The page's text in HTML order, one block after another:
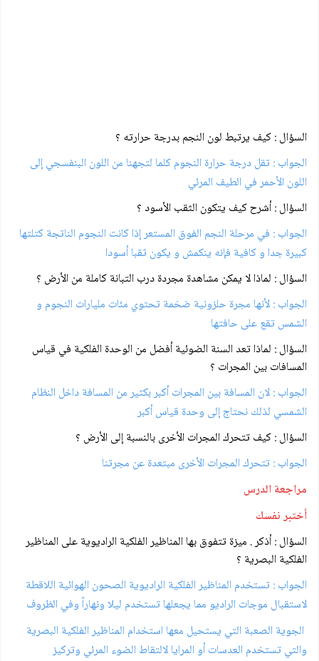
السؤال : كيف يرتبط لون النجم بدرجة حرارته ؟
الجواب : تقل درجة حرارة النجوم كلما لتجهنا من اللون البنفسجي إلى
اللون الأحمر في الطيف المرئي
السؤال : أشرح كيف يتكون الثقب الأسود ؟
الجواب : في مرحلة النجم الفوق المستعر إذا كانت النجوم الناتجة كتلتها
كبيرة جدا و كافية فإنه ينكمش و يكون ثقبا أسودا
السؤال : لماذا لا يمكن مشاهدة مجردة درب التبانة كاملة من الأرض ؟
الجواب : لأنها مجرة حلزونية ضخمة تحتوي مئات مليارات النجوم و
الشمس تقع على حافتها
السؤال : لماذا تعد السنة الضوئية أفضل من الوحدة الفلكية في قياس
المسافات بين المجرات ؟
الجواب : لان المسافة بين المجرات أكبر بكثير من المسافة داخل النظام
الشمسي لذلك نحتاج إلى وحدة قياس أكبر
السؤال : كيف تتحرك المجرات الأخرى بالنسبة إلى الأرض ؟
الجواب : تتحرك المجرات الأخرى مبتعدة عن مجرتنا
مراجعة الدرس
أختبر نفسك
السؤال : أذكر . ميزة تتفوق بها المناظير الفلكية الراديوية على المناظير
الفلكية البصرية ؟
الجواب :تستخدم المناظير الفلكية الراديوية الصحون الهوائية اللاقطة
لاستقبال موجات الراديو مما يجعلها تستخدم ليلا ونهاراً وفي الظروف
الجوية الصعبة التي يستحيل معها استخدام المناظير الفلكية البصرية
والتي تستخدم العدسات أو المرايا لالتقاط الضوء المرئي وتركيز